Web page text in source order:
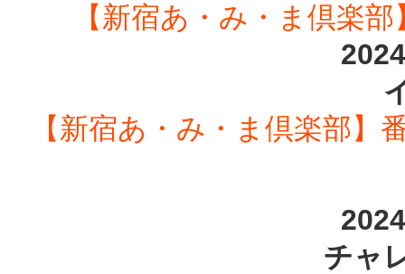
【新宿あ・み・ま倶楽
【新宿あ・み・ま倶楽部
チャ